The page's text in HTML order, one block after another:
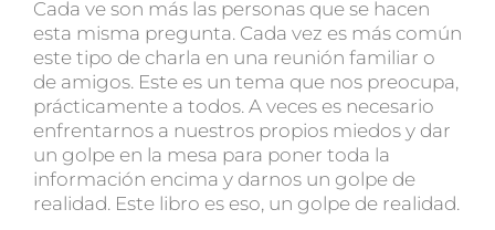
Cada ve son más las personas que se hacen
esta misma pregunta. Cada vez es más común
este tipo de charla en una reunión familiar o
de amigos. Este es un tema que nos preocupa,
prácticamente a todos. A veces es necesario
enfrentarnos a nuestros propios miedos y dar
un golpe en la mesa para poner toda la
información encima y darnos un golpe de
realidad. Este libro es eso, un golpe de realidad.